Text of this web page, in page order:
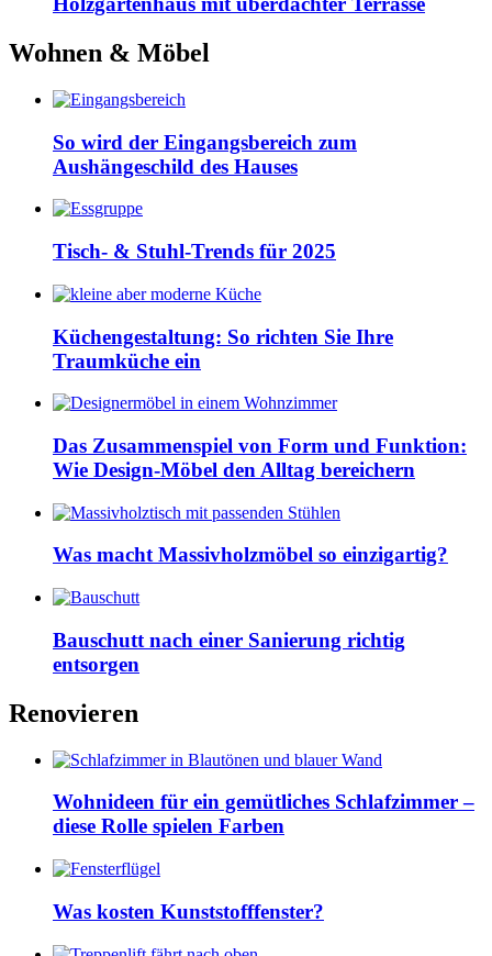
Wohnen & Möbel
So wird der Eingangsbereich zum
Aushängeschild des Hauses
Tisch- & Stuhl-Trends für 2025
Küchengestaltung: So richten Sie Ihre
Traumküche ein
Das Zusammenspiel von Form und Funktion:
Wie Design-Möbel den Alltag bereichern
Was macht Massivholzmöbel so einzigartig?
Bauschutt nach einer Sanierung richtig
entsorgen
Renovieren
Wohnideen für ein gemütliches Schlafzimmer –
diese Rolle spielen Farben
Was kosten Kunststofffenster?